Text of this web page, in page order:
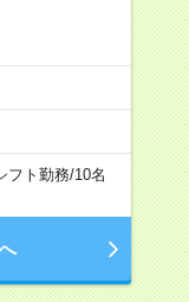
フト勤務/10名